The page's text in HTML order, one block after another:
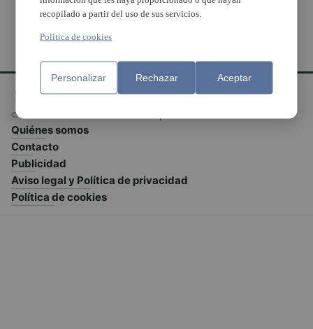
© El Meridiano L'Horta 2026 - Valencia - España
Quiénes somos
Contacto
Publicidad
Aviso legal y Política de privacidad
Política de cookies
recopilado a partir del uso de sus servicios.
Política de cookies
Personalizar Rechazar Aceptar